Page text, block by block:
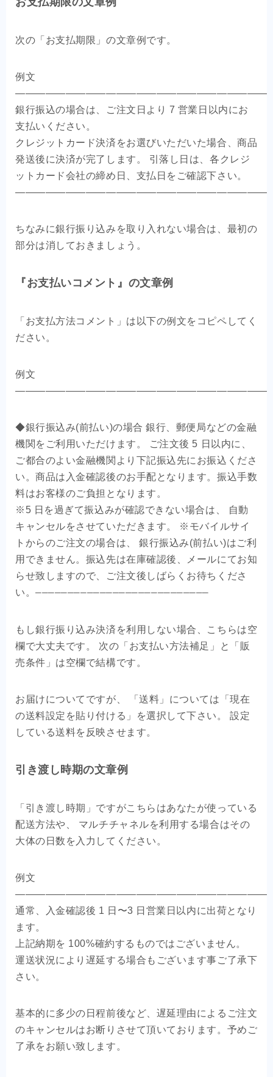
次の「お支払期限」の文章例です。
例文
—————————————————————————
銀行振込の場合は、ご注文日より 7 営業日以内にお
支払いください。
クレジットカード決済をお選びいただいた場合、商品
発送後に決済が完了します。 引落し日は、各クレジ
ットカード会社の締め日、支払日をご確認下さい。
ちなみに銀行振り込みを取り入れない場合は、最初の
部分は消しておきましょう。
『お支払いコメント』の文章例
「お支払方法コメント」は以下の例文をコピペしてく
ださい。
例文
—————————————————————————
◆銀行振込み(前払い)の場合 銀行、郵便局などの金融
機関をご利用いただけます。 ご注文後 5 日以内に、
ご都合のよい金融機関より下記振込先にお振込くださ
い。商品は入金確認後のお手配となります。振込手数
料はお客様のご負担となります。
※5 日を過ぎて振込みが確認できない場合は、 自動
キャンセルをさせていただきます。 ※モバイルサイ
トからのご注文の場合は、 銀行振込み(前払い)はご利
用できません。振込先は在庫確認後、メールにてお知
らせ致しますので、
ご注文後しばらくお待ちくださ
い。———————————————————————————
もし銀行振り込み決済を利用しない場合、こちらは空
欄で大丈夫です。 次の「お支払い方法補足」と「販
売条件」は空欄で結構です。
お届けについてですが、 「送料」については「現在
の送料設定を貼り付ける」を選択して下さい。 設定
している送料を反映させます。
引き渡し時期の文章例
「引き渡し時期」ですがこちらはあなたが使っている
配送方法や、 マルチチャネルを利用する場合はその
大体の日数を入力してください。
例文
—————————————————————————
通常、入金確認後 1 日〜3 日営業日以内に出荷となり
ます。
上記納期を 100%確約するものではございません。
運送状況により遅延する場合もございます事ご了承下
さい。
基本的に多少の日程前後など、遅延理由によるご注文
のキャンセルはお断りさせて頂いております。予めご
了承をお願い致します。